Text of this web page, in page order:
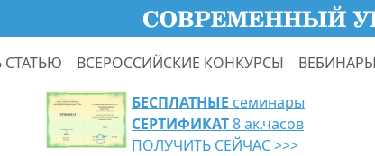
СТАТЬЮ ВСЕРОССИЙСКИЕ КОНКУРСЫ ВЕБИНАРЫ
БЕСПЛАТНЫЕ семинары
СЕРТИФИКАТ8 ак.часов
ПОЛУЧИТЬ СЕЙЧАС >>>